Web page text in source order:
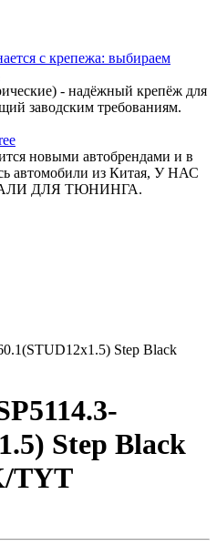
с крепежа: выбираем
- надёжный крепёж для
заводским требованиям.
новыми автобрендами и в
автомобили из Китая, У НАС
ДЛЯ ТЮНИНГА.
Step Black
Step Black
TYT